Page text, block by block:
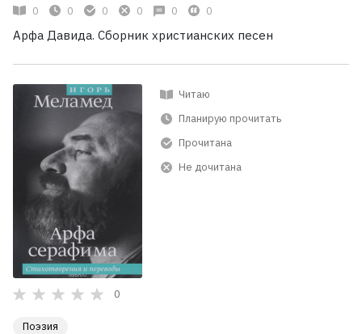
0 0 0 0 0 0
Арфа Давида. Сборник христианских песен
Читаю
Планирую прочитать
Прочитана
Не дочитана
0
Поэзия